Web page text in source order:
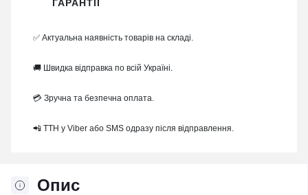
Опис
ГАРАНТІЇ
✅ Актуальна наявність товарів на складі.
🚚 Швидка відправка по всій Україні.
💳 Зручна та безпечна оплата.
📲 ТТН у Viber або SMS одразу після відправлення.